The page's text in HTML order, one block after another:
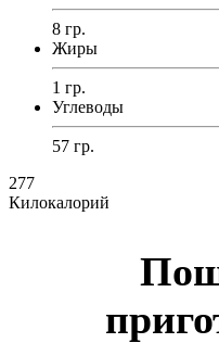
8 гр.
Жиры
1 гр.
Углеводы
57 гр.
277
Килокалорий